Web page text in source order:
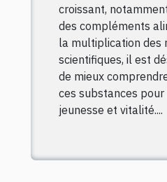
croissant,
des compléments
la multiplication des
scientifiques, il est
de mieux
ces substances
jeunesse et vitalité....